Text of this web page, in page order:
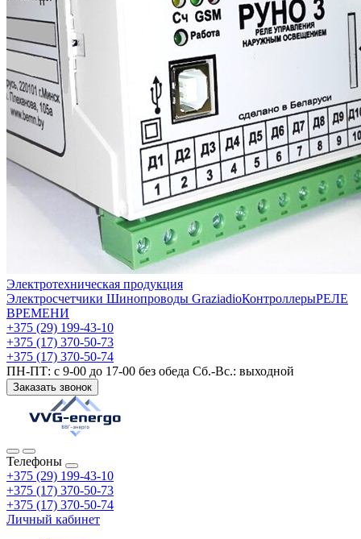
Электротехническая продукция
Электросчетчики Шинопроводы GraziadioКонтроллерыРЕЛЕ
ВРЕМЕНИ
+375 (29) 199-43-10
+375 (17) 370-50-73
+375 (17) 370-50-74
ПН-ПТ: с 9-00 до 17-00 без обеда Сб.-Вс.: выходной
Заказать звонок
Телефоны
+375 (29) 199-43-10
+375 (17) 370-50-73
+375 (17) 370-50-74
Личный кабинет